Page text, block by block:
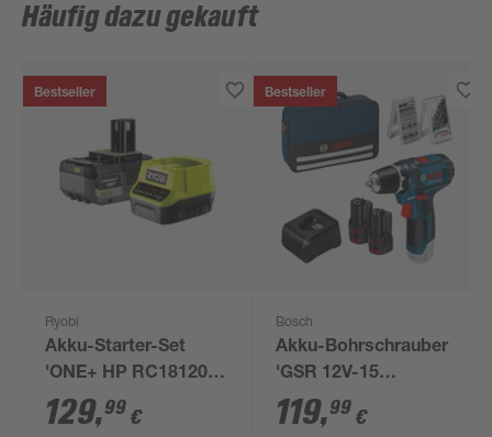
Häufig dazu gekauft
Bestseller
Ryobi
Akku-Starter-Set
'ONE+ HP RC18120-
150X' 18 V 5,0 Ah mit
Akku und Ladegerät
129,99 €
Bestseller
Bosch
Akku-Bohrschrauber
'GSR 12V-15
Professional' mit 2
Akkus, Tasche und
119,99 €